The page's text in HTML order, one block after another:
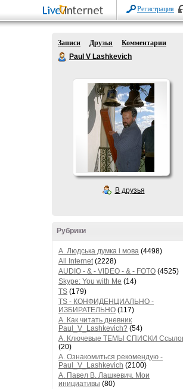
Регистрация
Записи Друзья
Комментарии
Paul V Lashkevich
В друзья
Рубрики
A. Людська думка і мова (4498)
All Internet(2228)
AUDIO - & - VIDEO - & - FOTO (4525)
Skype: You with Me (14)
TS (179)
TS - КОНФИДЕНЦИАЛЬНО -
ИЗБИРАТЕЛЬНО (117)
А. Как читать дневник
Paul_V_Lashkevich? (54)
А. Ключевые ТЕМЫ СПИСКИ
(20)
А. Ознакомиться рекомендую -
Paul_V_Lashkevich (2100)
А. Павел В. Лашкевич. Мои
инициативы (80)